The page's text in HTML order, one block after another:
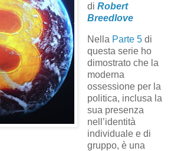
di Robert
Breedlove
Nella Parte 5di
questa serie ho
dimostrato che la
moderna
ossessione per la
politica, inclusa la
sua presenza
nell’identità
individuale e di
gruppo, è una